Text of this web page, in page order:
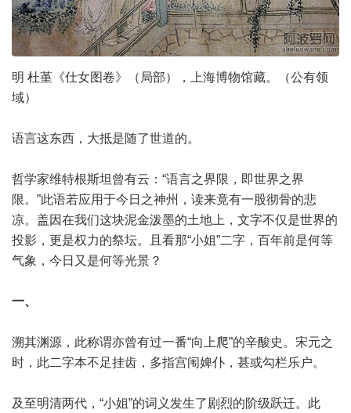
明 杜堇《仕女图卷》（局部），上海博物馆藏。（公有领
域）
语言这东西，大抵是随了世道的。
哲学家维特根斯坦曾有云：“语言之界限，即世界之界
限。”此语若应用于今日之神州，读来竟有一股彻骨的悲
凉。盖因在我们这块泥金泼墨的土地上，文字不仅是世界的
投影，更是权力的祭坛。且看那“小姐”二字，百年前是何等
气象，今日又是何等光景？
一、
溯其渊源，此称谓亦曾有过一番“向上爬”的辛酸史。宋元之
时，此二字本不足挂齿，多指宫闱婢仆，甚或勾栏乐户。
及至明清两代，“小姐”的词义发生了剧烈的阶级跃迁。此